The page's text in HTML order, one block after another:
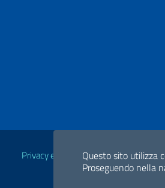
Questo sito utilizza
Proseguendo nella
Privacy e cookie policy